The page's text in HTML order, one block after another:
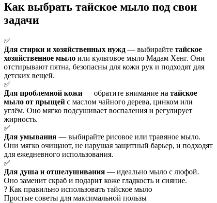
Как выбрать тайское мыло под свои
задачи
✅
Для стирки и хозяйственных нужд — выбирайте тайское
хозяйственное мыло или культовое мыло Мадам Хенг. Они
отстирывают пятна, безопасны для кожи рук и подходят для
детских вещей.
✅
Для проблемной кожи — обратите внимание на тайское
мыло от прыщей с маслом чайного дерева, цинком или
углём. Оно мягко подсушивает воспаления и регулирует
жирность.
✅
Для умывания — выбирайте рисовое или травяное мыло.
Они мягко очищают, не нарушая защитный барьер, и подходят
для ежедневного использования.
✅
Для душа и отшелушивания — идеально мыло с люфой.
Оно заменит скраб и подарит коже гладкость и сияние.
? Как правильно использовать тайское мыло
Простые советы для максимальной пользы